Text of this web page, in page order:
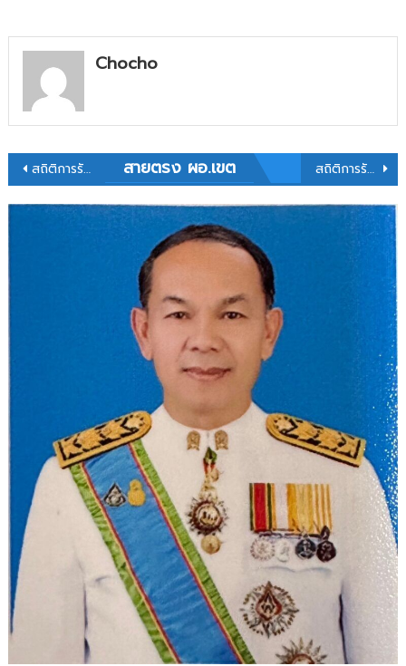
มี
พิเศษ
สังกัด
ขั้น
2569
ข้อมูล
ณ
ที่
13
พฤษภาคม
2569
Chocho
แนะแนว
เรื่อง
สถิติการรับสมัครคัดเลือกบุคคลเพื่อบรรจุและแต่งตั้งเข้ารับราชการเป็นข้าราชการครูและบุคลากรทางการศึกษา ตำแหน่งครูผู้ช่วย กรณีที่มีความจำเป็นหรือมีเหตุพิเศษ สังกัดสำนักงานคณะกรรมการการศึกษาขั้นพื้นฐาน ปี พ.ศ. 2569 ข้อมูล ณ วันที่ 12 พฤษภาคม 2569 สถิติการรับสมัครคัดเลือกบุคคลเพื่อบรรจุและแต่งตั้งเข้ารับราชการเป็นข้าราชการครูและบุคลากรทางการศึกษา ตำแหน่งครูผู้ช่วย กรณีที่มีความจำเป็นหรือมีเหตุพิเศษ สังกัดสำนักงานคณะกรรมการการศึกษาขั้นพื้นฐาน ปี พ.ศ. 2569 ข้อมูล ณ วันที่ 14 พฤษภาคม 2569
สายตรง ผอ.เขต